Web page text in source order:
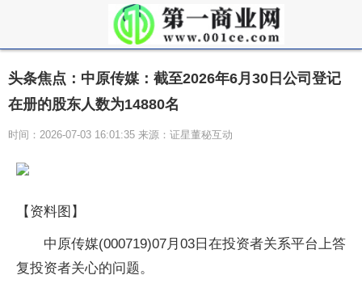
头条焦点：中原传媒：截至2026年6月30日公司登记
在册的股东人数为14880名
时间：2026-07-03 16:01:35 来源：证星董秘互动
【资料图】
中原传媒(000719)07月03日在投资者关系平台上答
复投资者关心的问题。